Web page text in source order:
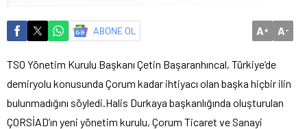
ABONE OL A+ A-
TSO Yönetim Kurulu Başkanı Çetin Başaranhıncal, Türkiye’de
demiryolu konusunda Çorum kadar ihtiyacı olan başka hiçbir ilin
bulunmadığını söyledi.Halis Durkaya başkanlığında oluşturulan
ÇORSİAD’ın yeni yönetim kurulu, Çorum Ticaret ve Sanayi